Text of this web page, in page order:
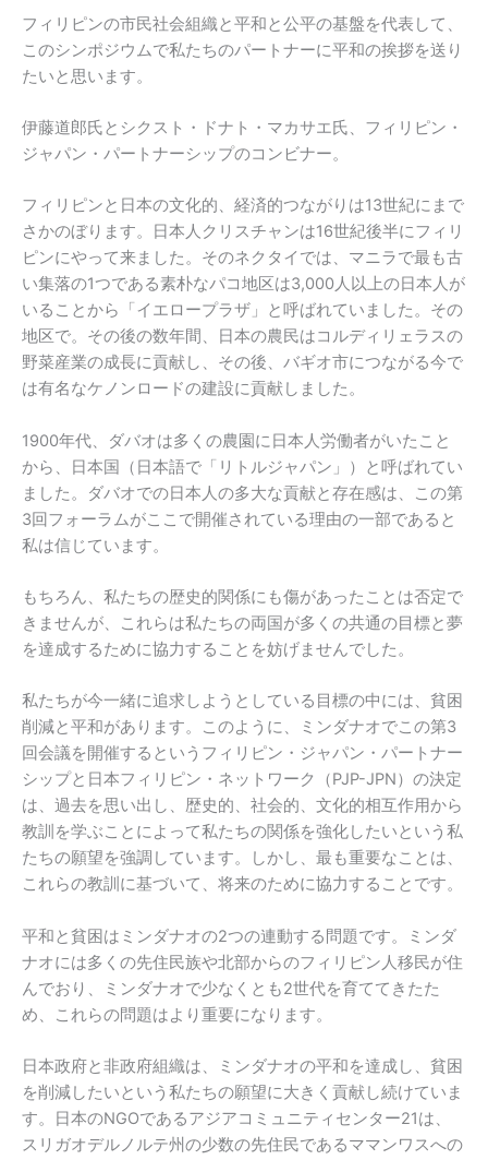
フィリピンの市民社会組織と平和と公平の基盤を代表して、
このシンポジウムで私たちのパートナーに平和の挨拶を送り
たいと思います。
伊藤道郎氏とシクスト・ドナト・マカサエ氏、フィリピン・
ジャパン・パートナーシップのコンビナー。
フィリピンと日本の文化的、経済的つながりは13世紀にまで
さかのぼります。日本人クリスチャンは16世紀後半にフィリ
ピンにやって来ました。そのネクタイでは、マニラで最も古
い集落の1つである素朴なパコ地区は3,000人以上の日本人が
いることから「イエロープラザ」と呼ばれていました。その
地区で。その後の数年間、日本の農民はコルディリェラスの
野菜産業の成長に貢献し、その後、バギオ市につながる今で
は有名なケノンロードの建設に貢献しました。
1900年代、ダバオは多くの農園に日本人労働者がいたこと
から、日本国（日本語で「リトルジャパン」）と呼ばれてい
ました。ダバオでの日本人の多大な貢献と存在感は、この第
3回フォーラムがここで開催されている理由の一部であると
私は信じています。
もちろん、私たちの歴史的関係にも傷があったことは否定で
きませんが、これらは私たちの両国が多くの共通の目標と夢
を達成するために協力することを妨げませんでした。
私たちが今一緒に追求しようとしている目標の中には、貧困
削減と平和があります。このように、ミンダナオでこの第3
回会議を開催するというフィリピン・ジャパン・パートナー
シップと日本フィリピン・ネットワーク（PJP-JPN）の決定
は、過去を思い出し、歴史的、社会的、文化的相互作用から
教訓を学ぶことによって私たちの関係を強化したいという私
たちの願望を強調しています。しかし、最も重要なことは、
これらの教訓に基づいて、将来のために協力することです。
平和と貧困はミンダナオの2つの連動する問題です。ミンダ
ナオには多くの先住民族や北部からのフィリピン人移民が住
んでおり、ミンダナオで少なくとも2世代を育ててきたた
め、これらの問題はより重要になります。
日本政府と非政府組織は、ミンダナオの平和を達成し、貧困
を削減したいという私たちの願望に大きく貢献し続けていま
す。日本のNGOであるアジアコミュニティセンター21は、
スリガオデルノルテ州の少数の先住民であるママンワスへの